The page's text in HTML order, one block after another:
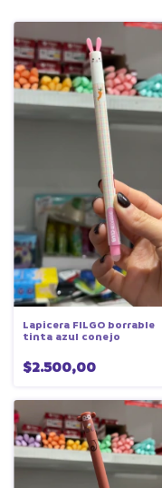
Lapicera FILGO borrable
tinta azul conejo
$2.500,00